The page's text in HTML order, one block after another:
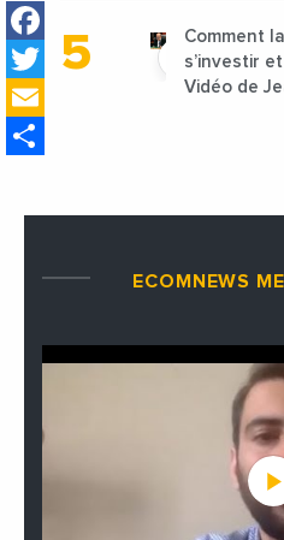
Facebook
Twitter
Comment
s’investir
Vidéo de
ECOMNEWS